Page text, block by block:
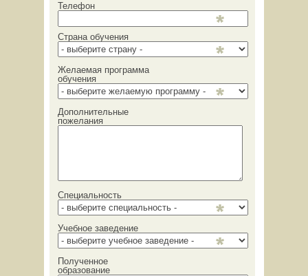
Телефон
Страна обучения
Желаемая программа
обучения
Дополнительные
пожелания
Специальность
Учебное заведение
Полученное
образование